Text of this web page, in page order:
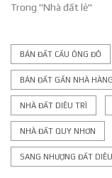
Trong "Nhà đất lẻ"
BÁN ĐẤT CẦU ÔNG ĐÔ
BÁN ĐẤT GẦN NHÀ
NHÀ ĐẤT DIÊU TRÌ
NHÀ ĐẤT QUY NHƠN
SANG NHƯỢNG ĐẤT DIÊU